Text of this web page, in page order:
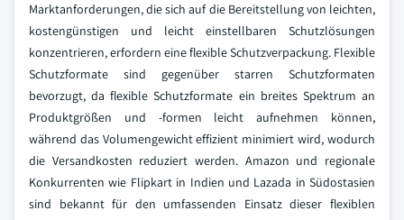
Marktanforderungen, die sich auf die Bereitstellung von leichten,
kostengünstigen und leicht einstellbaren Schutzlösungen
konzentrieren, erfordern eine flexible Schutzverpackung. Flexible
Schutzformate sind gegenüber starren Schutzformaten
bevorzugt, da flexible Schutzformate ein breites Spektrum an
Produktgrößen und -formen leicht aufnehmen können,
während das Volumengewicht effizient minimiert wird, wodurch
die Versandkosten reduziert werden. Amazon und regionale
Konkurrenten wie Flipkart in Indien und Lazada in Südostasien
sind bekannt für den umfassenden Einsatz dieser flexiblen